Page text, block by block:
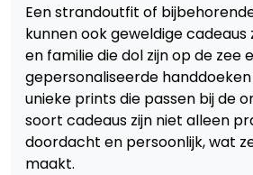
Een strandoutfit of
kunnen ook geweldige cadeaus
en familie die dol zijn op de zee
gepersonaliseerde
unieke prints die passen bij de
soort cadeaus zijn niet alleen
doordacht en persoonlijk, wat
maakt.